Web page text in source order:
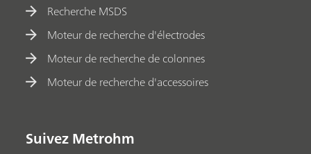
Recherche MSDS
Moteur de recherche d'électrodes
Moteur de recherche de colonnes
Moteur de recherche d'accessoires
Suivez Metrohm